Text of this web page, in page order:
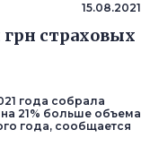
15.08.2021
грн страховых
года собрала
21% больше объема
года, сообщается